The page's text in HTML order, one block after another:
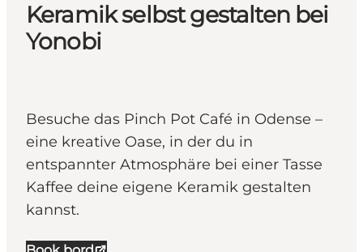
Keramik selbst gestalten bei
Yonobi
Besuche das Pinch Pot Café in Odense –
eine kreative Oase, in der du in
entspannter Atmosphäre bei einer Tasse
Kaffee deine eigene Keramik gestalten
kannst.